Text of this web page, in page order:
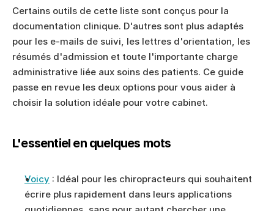
Certains outils de cette liste sont conçus pour la
documentation clinique. D'autres sont plus adaptés
pour les e-mails de suivi, les lettres d'orientation, les
résumés d'admission et toute l'importante charge
administrative liée aux soins des patients. Ce guide
passe en revue les deux options pour vous aider à
choisir la solution idéale pour votre cabinet.
L'essentiel en quelques mots
Voicy : Idéal pour les chiropracteurs qui souhaitent
écrire plus rapidement dans leurs applications